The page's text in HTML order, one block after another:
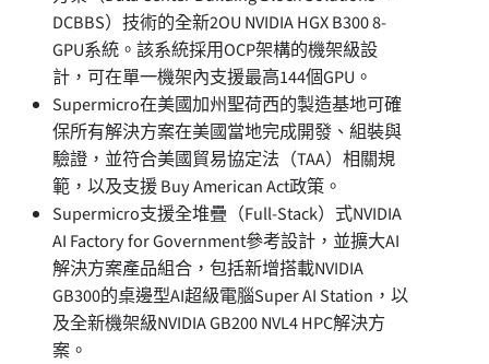
DCBBS）技術的全新2OU NVIDIA HGX B300 8-
GPU系統。該系統採用OCP架構的機架級設
計，可在單一機架內支援最高144個GPU。
Supermicro在美國加州聖荷西的製造基地可確
保所有解決方案在美國當地完成開發、組裝與
驗證，並符合美國貿易協定法（TAA）相關規
範，以及支援 Buy American Act政策。
Supermicro支援全堆疊（Full-Stack）式NVIDIA
AI Factory for Government參考設計，並擴大AI
解決方案產品組合，包括新增搭載NVIDIA
GB300的桌邊型AI超級電腦Super AI Station，以
及全新機架級NVIDIA GB200 NVL4 HPC解決方
案。